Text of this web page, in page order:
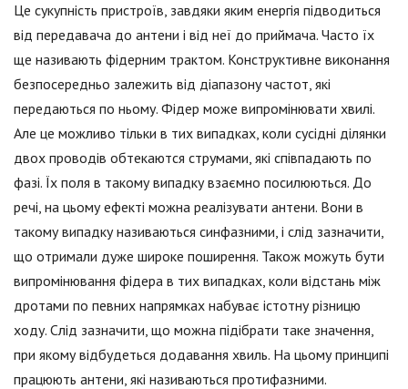
Це сукупність пристроїв, завдяки яким енергія підводиться
від передавача до антени і від неї до приймача. Часто їх
ще називають фідерним трактом. Конструктивне виконання
безпосередньо залежить від діапазону частот, які
передаються по ньому. Фідер може випромінювати хвилі.
Але це можливо тільки в тих випадках, коли сусідні ділянки
двох проводів обтекаются струмами, які співпадають по
фазі. Їх поля в такому випадку взаємно посилюються. До
речі, на цьому ефекті можна реалізувати антени. Вони в
такому випадку називаються синфазними, і слід зазначити,
що отримали дуже широке поширення. Також можуть бути
випромінювання фідера в тих випадках, коли відстань між
дротами по певних напрямках набуває істотну різницю
ходу. Слід зазначити, що можна підібрати таке значення,
при якому відбудеться додавання хвиль. На цьому принципі
працюють антени, які називаються протифазними.